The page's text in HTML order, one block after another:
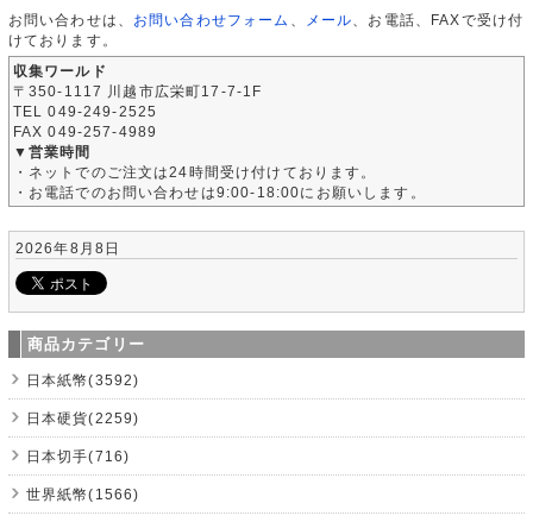
お問い合わせは、 お問い合わせフォーム メール 、お電話、FAXで受け付
けております。
収集ワールド
〒350-1117 川越市広栄町17-7-1F
TEL 049-249-2525
FAX 049-257-4989
▼営業時間
・ネットでのご注文は24時間受け付けております。
・お電話でのお問い合わせは9:00-18:00にお願いします。
2026年8月8日
商品カテゴリー
日本紙幣(3592)
日本硬貨(2259)
日本切手(716)
世界紙幣(1566)